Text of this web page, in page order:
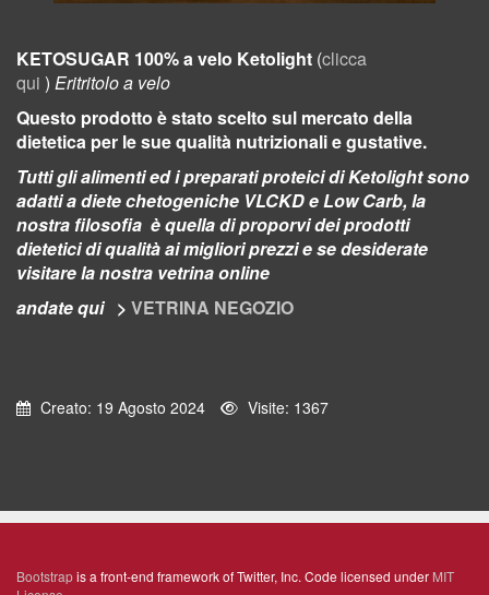
KETOSUGAR 100% a velo Ketolight (clicca
qui ) Eritritolo a velo
Questo prodotto è stato scelto sul mercato della
dietetica per le sue qualità nutrizionali e gustative.
Tutti gli alimenti ed i preparati proteici di Ketolight sono
adatti a diete chetogeniche VLCKD e Low Carb, la
nostra filosofia è quella di proporvi dei prodotti
dietetici di qualità ai migliori prezzi e se desiderate
visitare la nostra vetrina online
andate qui> VETRINA NEGOZIO
Creato: 19 Agosto 2024 Visite: 1367
Bootstrapis a front-end framework of Twitter, Inc. Code licensed under MIT